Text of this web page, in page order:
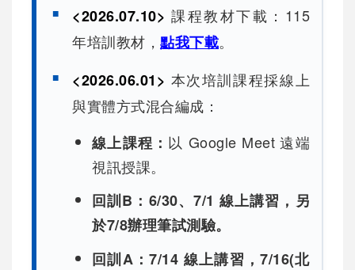
<2026.07.10>課程教材下載：115
年培訓教材， 點我下載。
<2026.06.01> 本次培訓課程採線上
與實體方式混合編成：
線上課程： 以 Google Meet 遠端
視訊授課。
回訓B：6/30、7/1 線上講習，另
於7/8辦理筆試測驗。
回訓A：7/14 線上講習，7/16(北